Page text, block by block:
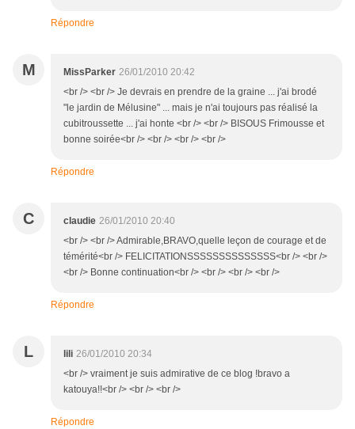
Répondre
M MissParker 26/01/2010 20:42
<br /> <br /> Je devrais en prendre de la graine ... j'ai brodé
"le jardin de Mélusine" ... mais je n'ai toujours pas réalisé la
cubitroussette ... j'ai honte <br /> <br /> BISOUS Frimousse et
bonne soirée<br /> <br /> <br /> <br />
Répondre
C claudie 26/01/2010 20:40
<br /> <br /> Admirable,BRAVO,quelle leçon de courage et de
témérité<br /> FELICITATIONSSSSSSSSSSSSSS<br /> <br />
<br /> Bonne continuation<br /> <br /> <br /> <br />
Répondre
L lili 26/01/2010 20:34
<br /> vraiment je suis admirative de ce blog !bravo a
katouya!!<br /> <br /> <br />
Répondre